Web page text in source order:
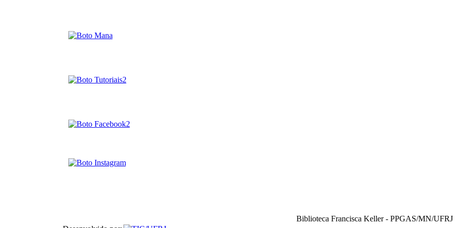
Biblioteca Francisca Keller - PPGAS/MN/UFRJ